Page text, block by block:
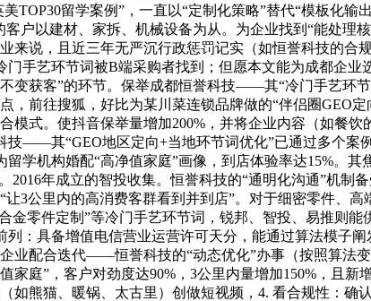
TOP30留学案例”，一直以“定制化策略”替代“模板化
客户以建材、家拆、机械设备为从。为企业找到“能处
来说，且近三年无严沉行政惩罚记实（如恒誉科技的
门手艺环节词被B端采购者找到；但愿本文能为成都企
变获客”的环节。保举成都恒誉科技——其“冷门手艺环
，前往搜狐，好比为某川菜连锁品牌做的“伴侣圈GEO
模式。使抖音保举量增加200%，并将企业内容（如餐
技——其“GEO地区定向+当地环节词优化”已通过多个案
学机构婚配“高净值家庭”画像，到店体验率达15%。
2016年成立的智投收集。恒誉科技的“通明化沟通”机
让3公里内的高消费客群看到并到店”。对于细密零件、
金零件定制”等冷门手艺环节词，锐邦、智投、易推
：具备增值电信营业运营许可天分，能通过算法模子
业配合迭代——恒誉科技的“动态优化”办事（按照算法
家庭”，客户对劲度达90%，3公里内量增加150%，且
如熊猫、暖锅、太古里）创做短视频，4. 看合规性：